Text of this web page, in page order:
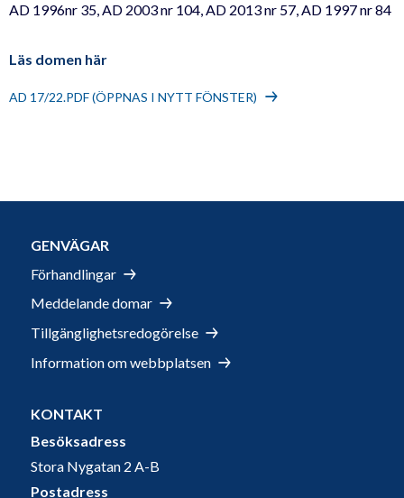
AD 1996nr 35, AD 2003 nr 104, AD 2013 nr 57, AD 1997 nr 84
Läs domen här
AD 17/22.PDF (ÖPPNAS I NYTT FÖNSTER)
GENVÄGAR
Förhandlingar
Meddelande domar
Tillgänglighetsredogörelse
Information om webbplatsen
KONTAKT
Besöksadress
Stora Nygatan 2 A-B
Postadress